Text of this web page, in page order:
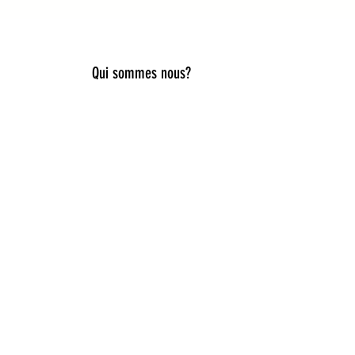
Qui sommes nous?